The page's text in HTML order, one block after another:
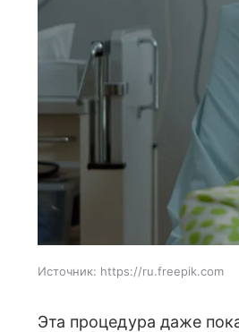
Источник: https://ru.freepik.com
Эта процедура даже